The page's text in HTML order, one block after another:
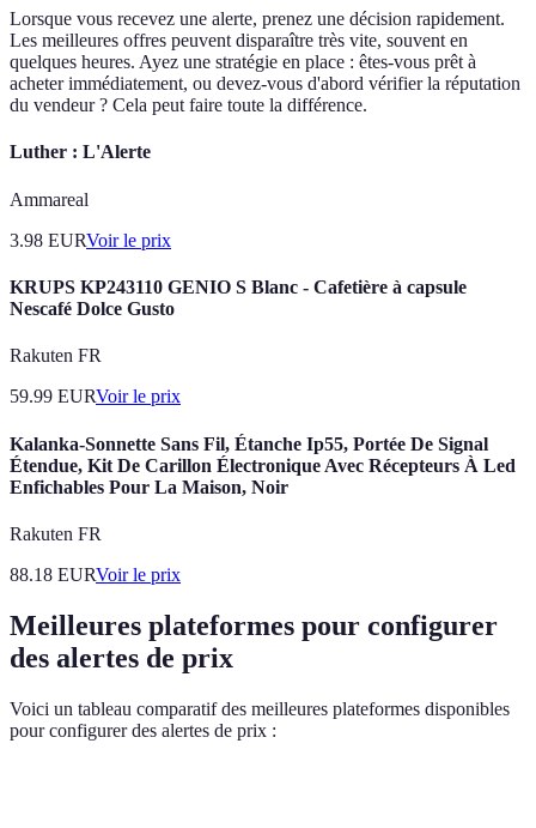
Lorsque vous recevez une alerte, prenez une décision rapidement.
Les meilleures offres peuvent disparaître très vite, souvent en
quelques heures. Ayez une stratégie en place : êtes-vous prêt à
acheter immédiatement, ou devez-vous d'abord vérifier la réputation
du vendeur ? Cela peut faire toute la différence.
Luther : L'Alerte
Ammareal
3.98 EURVoir le prix
KRUPS KP243110 GENIO S Blanc - Cafetière à capsule
Nescafé Dolce Gusto
Rakuten FR
59.99 EURVoir le prix
Kalanka-Sonnette Sans Fil, Étanche Ip55, Portée De Signal
Étendue, Kit De Carillon Électronique Avec Récepteurs À Led
Enfichables Pour La Maison, Noir
Rakuten FR
88.18 EURVoir le prix
Meilleures plateformes pour configurer
des alertes de prix
Voici un tableau comparatif des meilleures plateformes disponibles
pour configurer des alertes de prix :